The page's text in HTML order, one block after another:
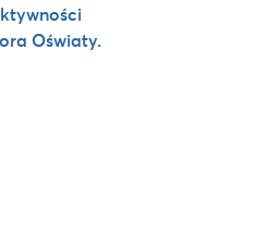
Oświaty.